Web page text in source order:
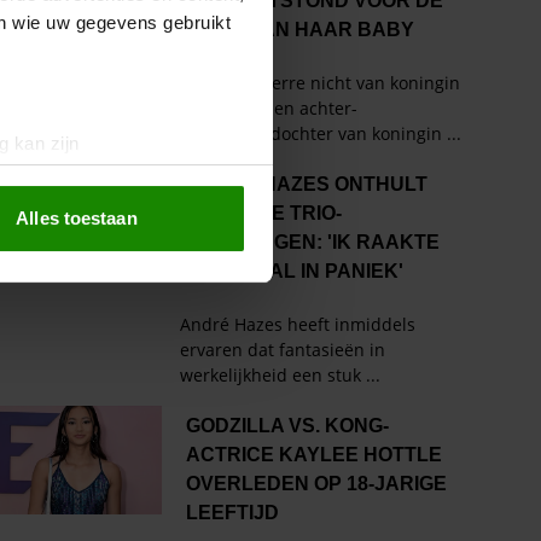
wie uw gegevens gebruikt
kan zijn
te bieden en om ons
partners voor social
die u aan ze heeft
met onze cookies als u
Alles toestaan